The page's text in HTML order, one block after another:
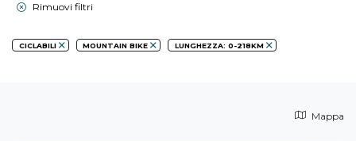
Rimuovi filtri
CICLABILI MOUNTAIN BIKE LUNGHEZZA: 0-218KM
Mappa